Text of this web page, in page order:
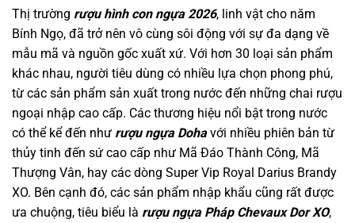
Thị trường rượu hình con ngựa 2026, linh vật cho năm
Bính Ngọ, đã trở nên vô cùng sôi động với sự đa dạng về
mẫu mã và nguồn gốc xuất xứ. Với hơn 30 loại sản phẩm
khác nhau, người tiêu dùng có nhiều lựa chọn phong phú,
từ các sản phẩm sản xuất trong nước đến những chai rượu
ngoại nhập cao cấp. Các thương hiệu nổi bật trong nước
có thể kể đến như rượu ngựa Dohavới nhiều phiên bản từ
thủy tinh đến sứ cao cấp như Mã Đáo Thành Công, Mã
Thượng Vân, hay các dòng Super Vip Royal Darius Brandy
XO. Bên cạnh đó, các sản phẩm nhập khẩu cũng rất được
ưa chuộng, tiêu biểu là rượu ngựa Pháp Chevaux Dor XO,